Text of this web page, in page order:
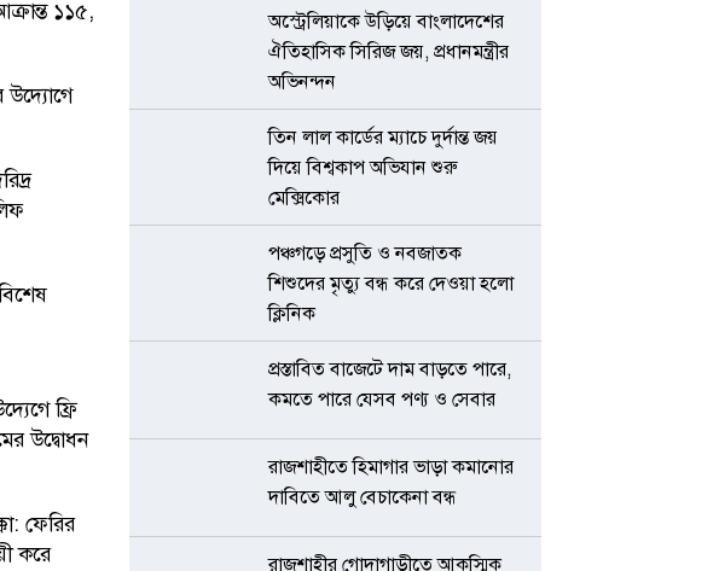
১১৫,
উদ্যোগে
ফ্রি
উদ্বোধন
ফেরির
করে
অস্ট্রেলিয়াকে উড়িয়ে বাংলাদেশের
ঐতিহাসিক সিরিজ জয়, প্রধানমন্ত্রীর
অভিনন্দন
তিন লাল কার্ডের ম্যাচে দুর্দান্ত জয়
দিয়ে বিশ্বকাপ অভিযান শুরু
মেক্সিকোর
পঞ্চগড়ে প্রসুতি ও নবজাতক
শিশুদের মৃত্যু বন্ধ করে দেওয়া হলো
ক্লিনিক
প্রস্তাবিত বাজেটে দাম বাড়তে পারে,
কমতে পারে যেসব পণ্য ও সেবার
রাজশাহীতে হিমাগার ভাড়া কমানোর
দাবিতে আলু বেচাকেনা বন্ধ
রাজশাহীর গোদাগাড়ীতে আকস্মিক